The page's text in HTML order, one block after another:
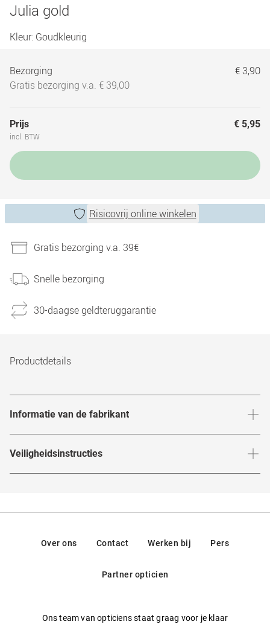
Julia gold
Kleur: Goudkleurig
Bezorging
€ 3,90
Gratis bezorging v.a. € 39,00
Prijs
incl. BTW
€ 5,95
Risicovrij online winkelen
Gratis bezorging v.a. 39€
Snelle bezorging
30-daagse geldteruggarantie
Productdetails
Informatie van de fabrikant
Informatie van de fabrikant volgens de EU-
productveiligheidsverordening (GPSR)
Merk:CO Optical
Veiligheidsinstructies
Over ons Contact Werken bij Pers
Partner opticien
Ons team van opticiens staat graag voor je klaar